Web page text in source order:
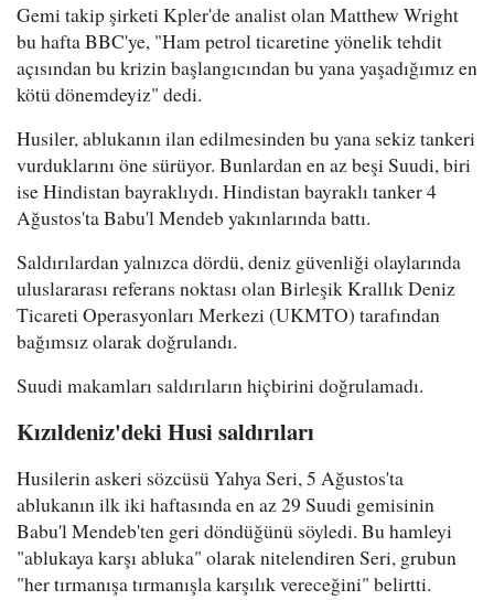
Gemi takip şirketi Kpler'de analist olan Matthew Wright
bu hafta BBC'ye, "Ham petrol ticaretine yönelik tehdit
açısından bu krizin başlangıcından bu yana yaşadığımız en
kötü dönemdeyiz" dedi.
Husiler, ablukanın ilan edilmesinden bu yana sekiz tankeri
vurduklarını öne sürüyor. Bunlardan en az beşi Suudi, biri
ise Hindistan bayraklıydı. Hindistan bayraklı tanker 4
Ağustos'ta Babu'l Mendeb yakınlarında battı.
Saldırılardan yalnızca dördü, deniz güvenliği olaylarında
uluslararası referans noktası olan Birleşik Krallık Deniz
Ticareti Operasyonları Merkezi (UKMTO) tarafından
bağımsız olarak doğrulandı.
Suudi makamları saldırıların hiçbirini doğrulamadı.
Kızıldeniz'deki Husi saldırıları
Husilerin askeri sözcüsü Yahya Seri, 5 Ağustos'ta
ablukanın ilk iki haftasında en az 29 Suudi gemisinin
Babu'l Mendeb'ten geri döndüğünü söyledi. Bu hamleyi
"ablukaya karşı abluka" olarak nitelendiren Seri, grubun
"her tırmanışa tırmanışla karşılık vereceğini" belirtti.